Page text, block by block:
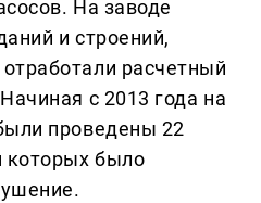
На заводе
и строений,
расчетный
с 2013 года на
проведены 22
которых было